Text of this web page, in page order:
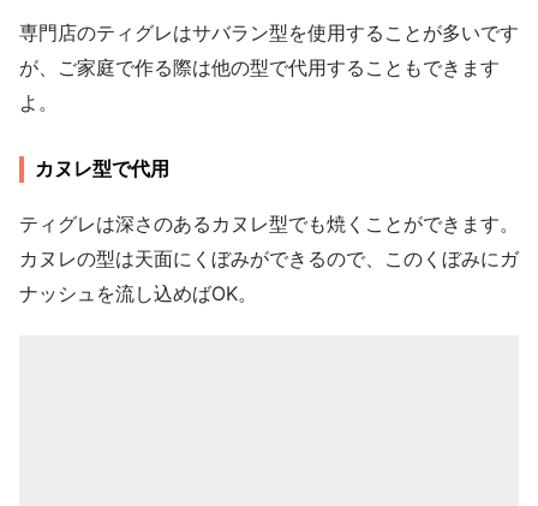
専門店のティグレはサバラン型を使用することが多いです
が、ご家庭で作る際は他の型で代用することもできます
よ。
カヌレ型で代用
ティグレは深さのあるカヌレ型でも焼くことができます。
カヌレの型は天面にくぼみができるので、このくぼみにガ
ナッシュを流し込めばOK。